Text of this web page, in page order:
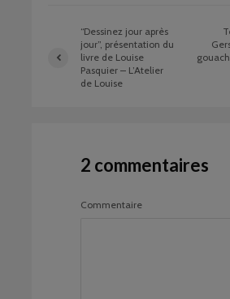
“Dessinez jour après
jour”, présentation du
livre de Louise
Pasquier – L’Atelier
de Louise
2 commentaires
Commentaire